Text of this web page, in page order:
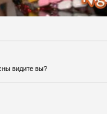
видите вы?